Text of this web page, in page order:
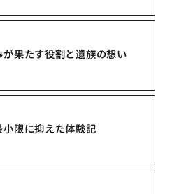
果たす役割と遺族の想い
限に抑えた体験記